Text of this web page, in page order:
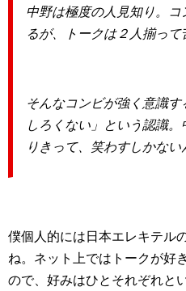
中野は極度の人見知り。
るが、トークは２人揃って
そんなコンビが強く意識
しろくない」という認識
りきって、笑わすしかない
僕個人的には日本エレキテル
ね。ネット上ではトークが好
ので、好みはひとそれぞれと